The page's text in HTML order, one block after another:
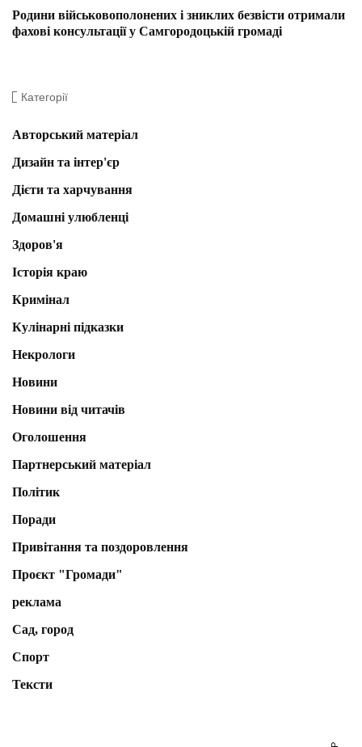
Родини військовополонених і зниклих безвісти отримали
фахові консультації у Самгородоцькій громаді
Категорії
Авторський матеріал
Дизайн та інтер'єр
Дієти та харчування
Домашні улюбленці
Здоров'я
Історія краю
Кримінал
Кулінарні підказки
Некрологи
Новини
Новини від читачів
Оголошення
Партнерський матеріал
Політик
Поради
Привітання та поздоровлення
Проєкт "Громади"
реклама
Сад, город
Спорт
Тексти